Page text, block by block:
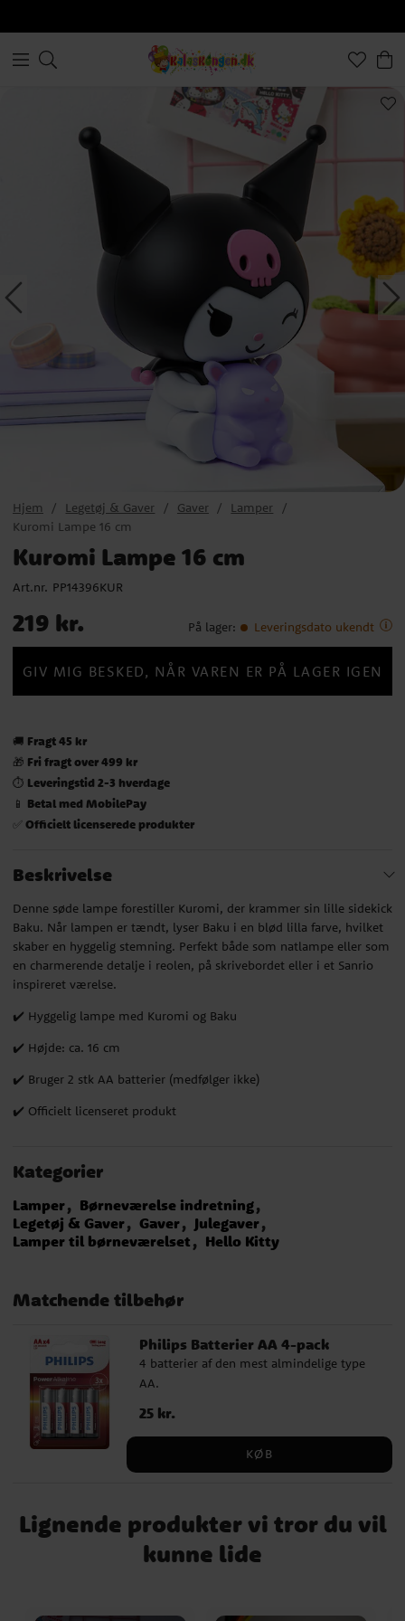
Hjem Legetøj & Gaver Gaver
Lamper
Kuromi Lampe 16 cm
Kuromi Lampe 16 cm
Art.nr. PP14396KUR
Pris:219 kr.
219 kr. På lager: Leveringsdato ukendt
GIV MIG BESKED, NÅR VAREN ER PÅ LAGER IGEN
🚚 Fragt 45 kr
🎁 Fri fragt over 499 kr
⏱️ Leveringstid 2-3 hverdage
📱 Betal med MobilePay
✅ Officielt licenserede produkter
Beskrivelse
Denne søde lampe forestiller Kuromi, der krammer sin lille sidekick
Baku. Når lampen er tændt, lyser Baku i en blød lilla farve, hvilket
skaber en hyggelig stemning. Perfekt både som natlampe eller som
en charmerende detalje i reolen, på skrivebordet eller i et Sanrio
inspireret værelse.
✔️ Hyggelig lampe med Kuromi og Baku
✔️ Højde: ca. 16 cm
✔️ Bruger 2 stk AA batterier (medfølger ikke)
✔️ Officielt licenseret produkt
Kategorier
Lamper
Børneværelse indretning
Legetøj & Gaver
Gaver
Julegaver
Lamper til børneværelset
Hello Kitty
Matchende tilbehør
Philips Batterier AA 4-pack
4 batterier af den mest almindelige type
AA.
Pris:25 kr.
25 kr.
KØB
Lignende produkter vi tror du vil
kunne lide